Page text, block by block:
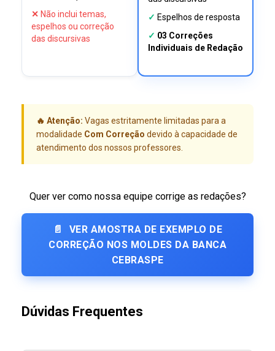
✕ Não inclui temas,
espelhos ou correção
das discursivas
✓ Espelhos de resposta
✓ 03 Correções
Individuais de Redação
🔥 Atenção: Vagas estritamente limitadas para a
modalidade Com Correção devido à capacidade de
atendimento dos nossos professores.
Quer ver como nossa equipe corrige as redações?
📄
VER AMOSTRA DE EXEMPLO DE
CORREÇÃO NOS MOLDES DA BANCA
CEBRASPE
Dúvidas Frequentes